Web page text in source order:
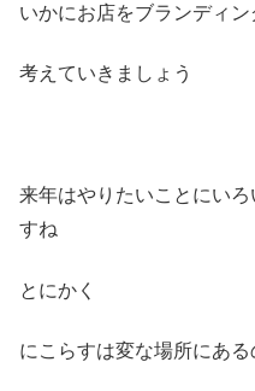
いかにお店をブランディ
考えていきましょう
来年はやりたいことにい
すね
とにかく
にこらすは変な場所にある